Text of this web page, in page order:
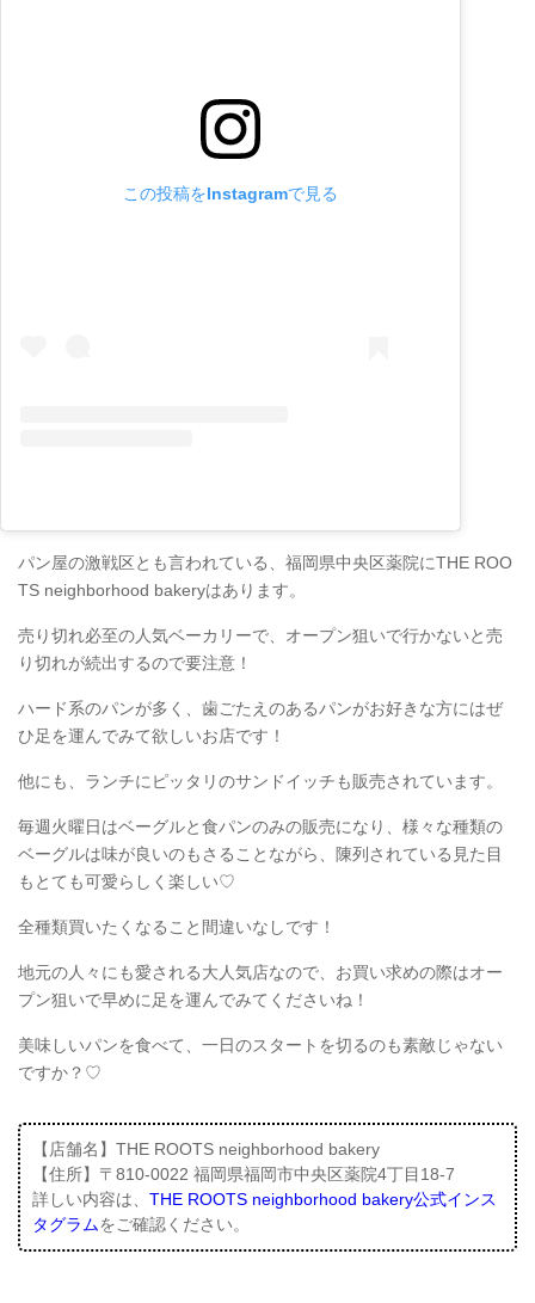
この投稿をInstagramで見る
パン屋の激戦区とも言われている、福岡県中央区薬院にTHE ROO
TS neighborhood bakeryはあります。
売り切れ必至の人気ベーカリーで、オープン狙いで行かないと売
り切れが続出するので要注意！
ハード系のパンが多く、歯ごたえのあるパンがお好きな方にはぜ
ひ足を運んでみて欲しいお店です！
他にも、ランチにピッタリのサンドイッチも販売されています。
毎週火曜日はベーグルと食パンのみの販売になり、様々な種類の
ベーグルは味が良いのもさることながら、陳列されている見た目
もとても可愛らしく楽しい♡
全種類買いたくなること間違いなしです！
地元の人々にも愛される大人気店なので、お買い求めの際はオー
プン狙いで早めに足を運んでみてくださいね！
美味しいパンを食べて、一日のスタートを切るのも素敵じゃない
ですか？♡
【店舗名】THE ROOTS neighborhood bakery
【住所】〒810-0022 福岡県福岡市中央区薬院4丁目18-7
詳しい内容は、 THE ROOTS neighborhood bakery公式インス
タグラムをご確認ください。